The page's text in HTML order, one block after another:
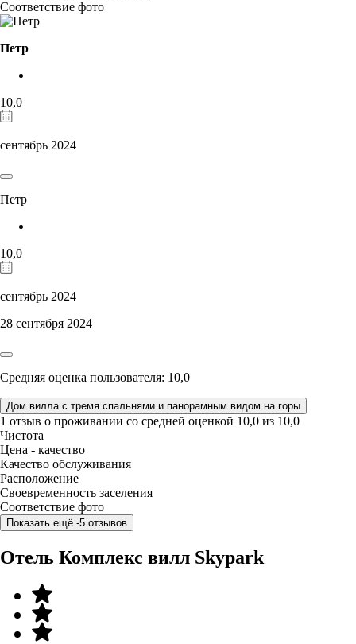
Соответствие фото
Петр
10,0
сентябрь 2024
Петр
10,0
сентябрь 2024
28 сентября 2024
Средняя оценка пользователя: 10,0
Дом вилла с тремя спальнями и панорамным видом на горы
1 отзыв о проживании со средней оценкой 10,0 из 10,0
Чистота
Цена - качество
Качество обслуживания
Расположение
Своевременность заселения
Соответствие фото
Показать ещё -5 отзывов
Отель Комплекс вилл Skypark